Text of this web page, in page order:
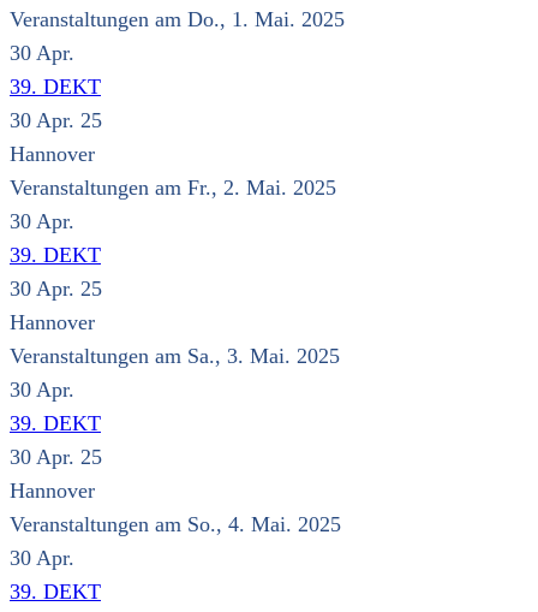
Veranstaltungen am Do., 1. Mai. 2025
30 Apr.
39. DEKT
30 Apr. 25
Hannover
Veranstaltungen am Fr., 2. Mai. 2025
30 Apr.
39. DEKT
30 Apr. 25
Hannover
Veranstaltungen am Sa., 3. Mai. 2025
30 Apr.
39. DEKT
30 Apr. 25
Hannover
Veranstaltungen am So., 4. Mai. 2025
30 Apr.
39. DEKT